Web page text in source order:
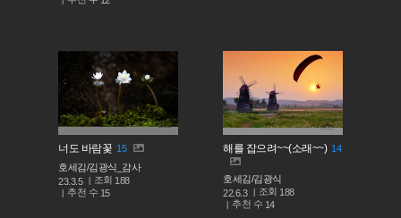
너도 바람꽃 15
호세김/김광식_감사
23.3.5
조회 188
추천 수 15
해를 잡으려~~(소래~~) 14
호세김/김광식
22.6.3
조회 188
추천 수 14